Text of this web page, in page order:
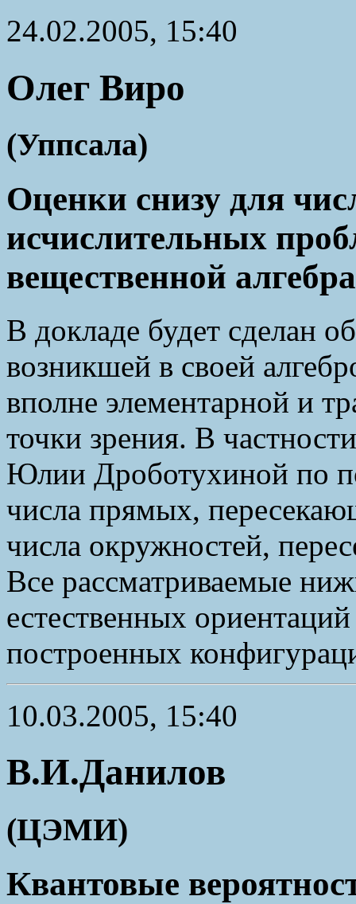
24.02.2005, 15:40
Олег Виро
(Уппсала)
Оценки снизу для
исчислительных
вещественной
В докладе будет сделан
возникшей в своей
вполне элементарной и
точки зрения. В
Юлии Дроботухиной по
числа прямых,
числа окружностей,
Все рассматриваемые
естественных
построенных
10.03.2005, 15:40
В.И.Данилов
(ЦЭМИ)
Квантовые